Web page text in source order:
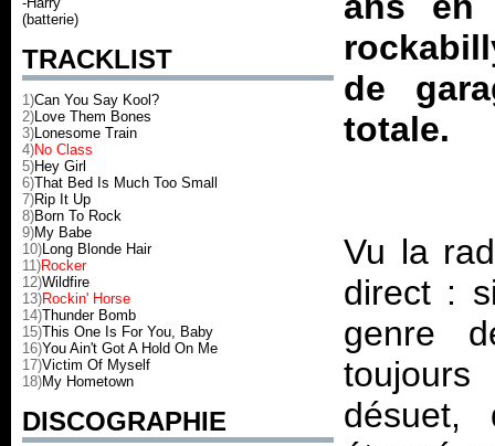
(batterie)
TRACKLIST
1)Can You Say Kool?
2)Love Them Bones
3)Lonesome Train
4)No Class
5)Hey Girl
6)That Bed Is Much Too Small
7)Rip It Up
8)Born To Rock
9)My Babe
10)Long Blonde Hair
11)Rocker
12)Wildfire
13)Rockin' Horse
14)Thunder Bomb
15)This One Is For You, Baby
16)You Ain't Got A Hold On Me
17)Victim Of Myself
18)My Hometown
DISCOGRAPHIE
de
totale.
Vu la
direct :
genre